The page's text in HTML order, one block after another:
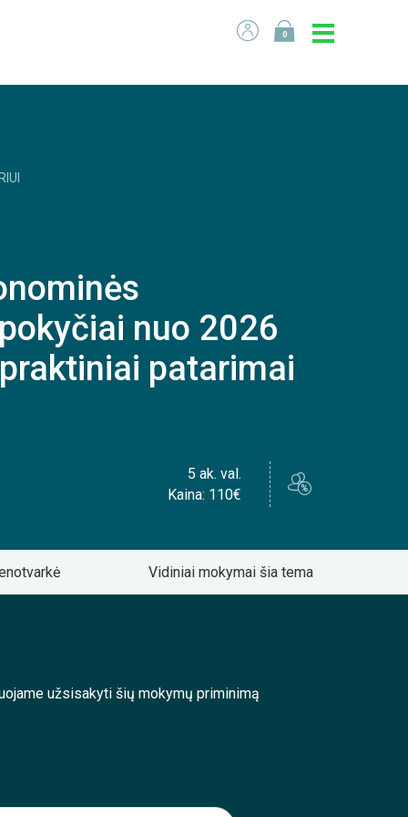
0
nuo 2026
patarimai
5 ak. val.
Kaina: 110€
Vidiniai mokymai šia tema
užsisakyti šių mokymų priminimą